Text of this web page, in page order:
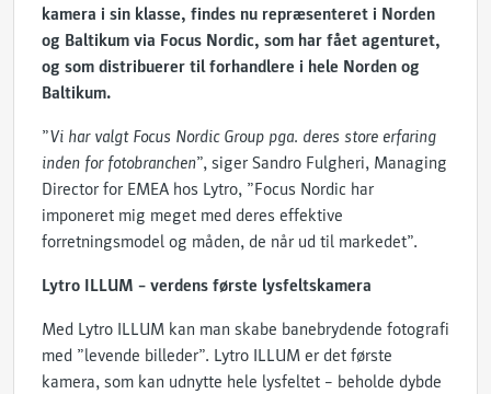
kamera i sin klasse, findes nu repræsenteret i Norden
og Baltikum via Focus Nordic, som har fået agenturet,
og som distribuerer til forhandlere i hele Norden og
Baltikum.
”Vi har valgt Focus Nordic Group pga. deres store erfaring
inden for fotobranchen”, siger Sandro Fulgheri, Managing
Director for EMEA hos Lytro, ”Focus Nordic har
imponeret mig meget med deres effektive
forretningsmodel og måden, de når ud til markedet”.
Lytro ILLUM – verdens første lysfeltskamera
Med Lytro ILLUM kan man skabe banebrydende fotografi
med ”levende billeder”. Lytro ILLUM er det første
kamera, som kan udnytte hele lysfeltet – beholde dybde